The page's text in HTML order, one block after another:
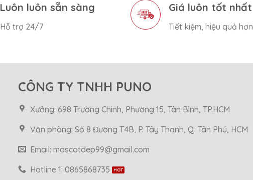
Luôn luôn sẵn sàng
Hỗ trợ 24/7
Giá luôn tốt nhất
Tiết kiệm, hiệu quả hơn
CÔNG TY TNHH PUNO
Xưởng: 698 Trường Chinh, Phường 15, Tân Bình, TP.HCM
Văn phòng: Số 8 Đường T4B, P. Tây Thạnh, Q. Tân Phú, HCM
Email: mascotdep99@gmail.com
Hotline 1: 0865868735